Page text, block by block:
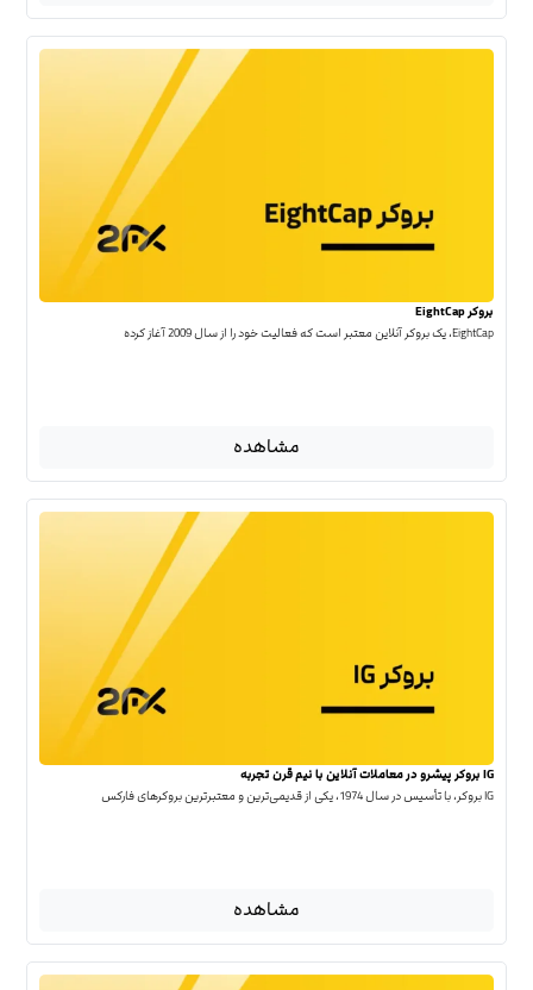
بروکر EightCap
EightCap، یک بروکر آنلاین معتبر است که فعالیت خود را از سال 2009 آغاز کرده
مشاهده
IG بروکر پیشرو در معاملات آنلاین با نیم قرن تجربه
IG بروکر، با تأسیس در سال 1974، یکی از قدیمی‌ترین و معتبرترین بروکرهای فارکس
مشاهده